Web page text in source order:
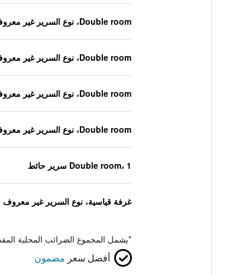
Double room، نوع السرير غير معروف
Double room، نوع السرير غير معروف
Double room، نوع السرير غير معروف
Double room، نوع السرير غير معروف
Double room، 1 سرير حائط
غرفة قياسية، نوع السرير غير معروف
*يشمل المجموع الضرائب المحلية
أفضل سعر مضمون